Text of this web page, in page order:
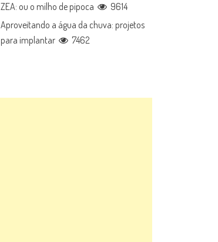
ZEA: ou o milho de pipoca
9614
Aproveitando a água da chuva: projetos
para implantar
7462